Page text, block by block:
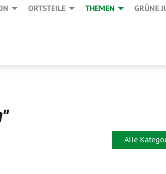
ORTSTEILE THEMEN GRÜNE
Alle